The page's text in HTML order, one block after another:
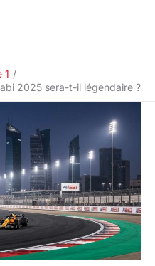
1
2025 sera-t-il légendaire ?